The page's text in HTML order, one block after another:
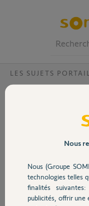
Volet
Sécurité
Domotique
LES SUJETS PORTAIL
choix
Je voudrais installer une
aimé savoir qu'elle est la
laquelle est le plus fiable
n'importe quelle
Cordialement
Robroy
Nous
Nous (Groupe
technologies telles
finalités
publicités, offrir une